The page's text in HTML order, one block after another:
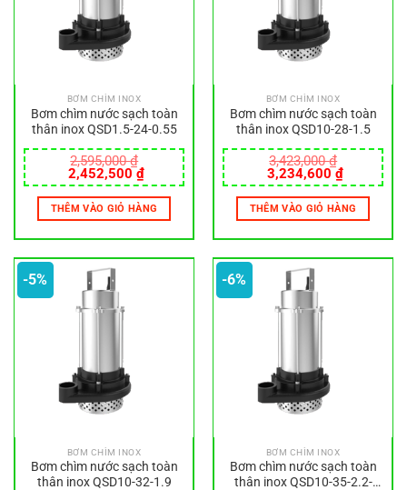
BƠM CHÌM INOX
Bơm chìm nước sạch toàn
thân inox QSD1.5-24-0.55
2,595,000₫
Giá
gốc
là:
2,595,000 ₫.
2,452,500 ₫Giá
hiện
tại
là:
2,452,500 ₫.
THÊM VÀO GIỎ HÀNG
BƠM CHÌM INOX
Bơm chìm nước sạch toàn
thân inox QSD10-28-1.5
3,423,000₫
Giá
gốc
là:
3,423,000 ₫.
3,234,600 ₫Giá
hiện
tại
là:
THÊM VÀO GIỎ HÀNG
-5%
BƠM CHÌM INOX
Bơm chìm nước sạch toàn
thân inox QSD10-32-1.9
-6%
BƠM CHÌM INOX
Bơm chìm nước sạch toàn
thân inox QSD10-35-2.2-